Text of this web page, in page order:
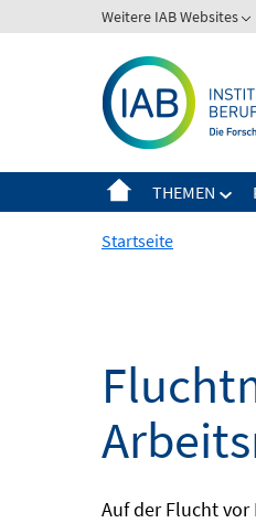
zum
Weitere IAB Websites
THEMEN
Startseite
Auf der Flucht